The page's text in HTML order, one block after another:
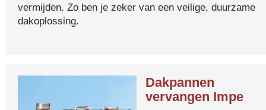
vermijden. Zo ben je zeker van een veilige, duurzame
dakoplossing.
Dakpannen
vervangen Impe